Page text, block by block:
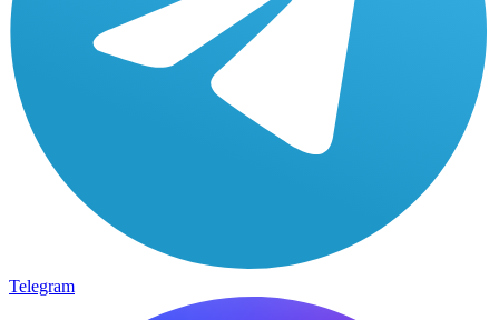
Telegram